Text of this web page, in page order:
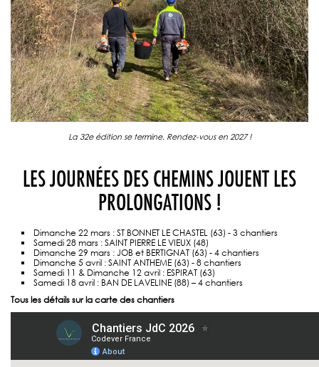
La 32e édition se termine. Rendez-vous en 2027 !
LES JOURNÉES DES CHEMINS JOUENT LES
PROLONGATIONS !
Dimanche 22 mars : ST BONNET LE CHASTEL (63) - 3 chantiers
Samedi 28 mars : SAINT PIERRE LE VIEUX (48)
Dimanche 29 mars : JOB et BERTIGNAT (63) - 4 chantiers
Dimanche 5 avril : SAINT ANTHEME (63) - 8 chantiers
Samedi 11 & Dimanche 12 avril : ESPIRAT (63)
Samedi 18 avril : BAN DE LAVELINE (88) – 4 chantiers
Tous les détails sur la carte des chantiers